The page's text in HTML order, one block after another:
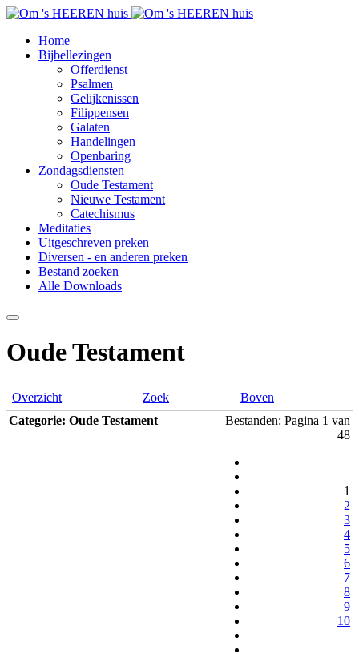
Home
Bijbellezingen
Offerdienst
Psalmen
Gelijkenissen
Filippensen
Galaten
Handelingen
Openbaring
Zondagsdiensten
Oude Testament
Nieuwe Testament
Catechismus
Meditaties
Uitgeschreven preken
Diversen - en anderen preken
Bestand zoeken
Alle Downloads
Oude Testament
Overzicht Zoek
Boven
Categorie: Oude Testament
Bestanden: Pagina 1 van
48
1
2
3
4
5
6
7
8
9
10